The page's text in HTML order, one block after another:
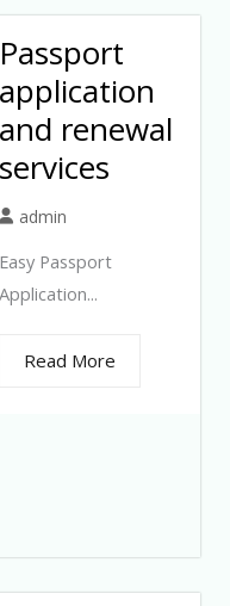
Passport
application
and renewal
services
admin
Easy Passport
Application...
Read More